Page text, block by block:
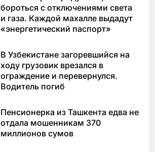
бороться с отключениями света
и газа. Каждой махалле выдадут
«энергетический паспорт»
В Узбекистане загоревшийся на
ходу грузовик врезался в
ограждение и перевернулся.
Водитель погиб
Пенсионерка из Ташкента едва не
отдала мошенникам 370
миллионов сумов